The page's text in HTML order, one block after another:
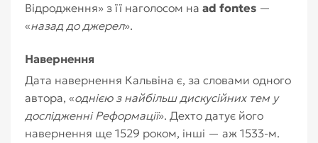
Відродження» з її наголосом на ad fontes —
«назад до джерел».
Навернення
Дата навернення Кальвіна є, за словами одного
автора, «однією з найбільш дискусійних тем у
дослідженні Реформації». Дехто датує його
навернення ще 1529 роком, інші — аж 1533-м.